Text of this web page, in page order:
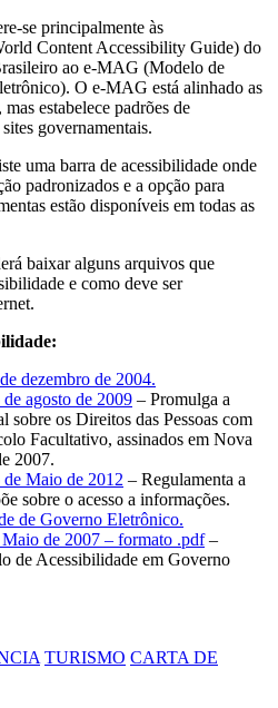
se principalmente às
Content Accessibility Guide) do
ao e-MAG (Modelo de
O e-MAG está alinhado as
estabelece padrões de
governamentais.
uma barra de acessibilidade onde
padronizados e a opção para
estão disponíveis em todas as
baixar alguns arquivos que
e como deve ser
dezembro de 2004.
agosto de 2009 – Promulga a
sobre os Direitos das Pessoas com
Facultativo, assinados em Nova
2007.
de Maio de 2012 – Regulamenta a
sobre o acesso a informações.
de Governo Eletrônico.
Maio de 2007 – formato .pdf–
de Acessibilidade em Governo
TURISMO CARTA DE